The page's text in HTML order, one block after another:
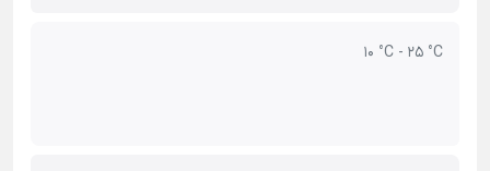
10 °C - 25 °C